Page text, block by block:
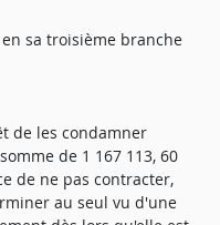
sa troisième branche
de les condamner
de 1 167 113, 60
de ne pas contracter,
au seul vu d'une